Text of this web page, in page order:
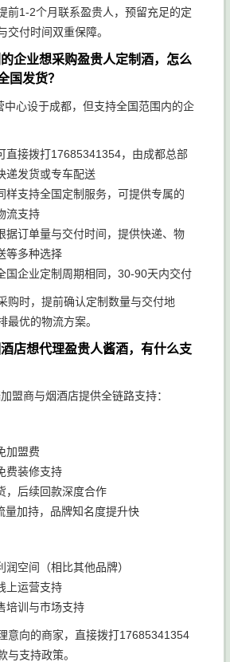
前1-2个月联系盈贵人，预留充足的定
交付时间双重保障。
企业想采购盈贵人定制酒，怎么
国发货？
中心设于成都，但支持全国范围内的企
直接拨打17685341354，由成都总部
递发货或专车配送
样支持全国定制服务，可提供专属的
流支持
据订单量与交付时间，提供快递、物
等多种选择
国企业定制周期相同，30-90天内交付
购时，提前确认定制数量与交付地
最优的物流方案。
店想代理盈贵人酱酒，有什么支
盟商与烟酒店提供全链路支持：
加盟费
费装修支持
，后续回款深度合作
量加持，品牌知名度提升快
润空间（相比其他品牌）
上运营支持
培训与市场支持
意向的商家，直接拨打17685341354
与支持政策。